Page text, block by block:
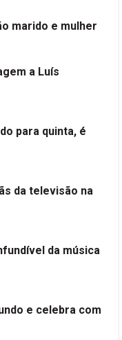
marido e mulher
a Luís
para quinta, é
da televisão na
da música
e celebra com